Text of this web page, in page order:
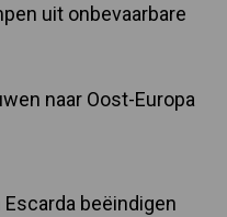
uit onbevaarbare
naar Oost-Europa
beëindigen